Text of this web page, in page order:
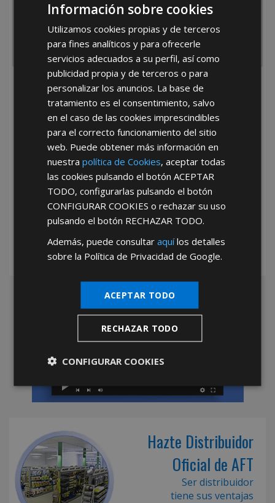
He leído y acepto laPolítica de Privacidad
*Abstenerse particulares, sólo venta a tiendas y empresas minoristas y
mayoristas.
Hazte Distribuidor
Oficial de AFT
Ser distribuidor
tiene sus ventajas
Información sobre cookies
Utilizamos cookies propias y de terceros
para fines analíticos y para ofrecerle
servicios adecuados a su perfil, así como
publicidad propia y de terceros o para
personalizar los anuncios. La base de
tratamiento es el consentimiento, salvo
en el caso de las cookies imprescindibles
para el correcto funcionamiento del sitio
web. Puede obtener más información en
nuestrapolítica de Cookies, aceptar todas
las cookies pulsando el botónACEPTAR
TODO, configurarlas pulsando el botón
CONFIGURAR COOKIES o rechazar su uso
pulsando el botón RECHAZAR TODO.
Además, puede consultaraquílos detalles
sobre la Política de Privacidad de Google.
ACEPTAR TODO
RECHAZAR TODO
CONFIGURAR COOKIES